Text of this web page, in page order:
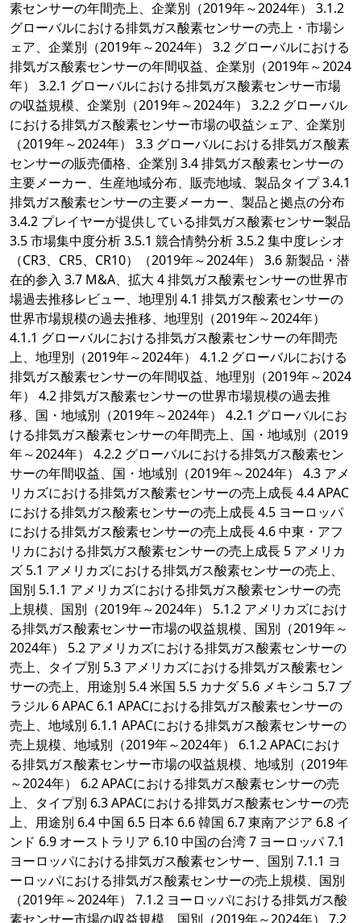
素センサーの年間売上、企業別（2019年～2024年） 3.1.2
グローバルにおける排気ガス酸素センサーの売上・市場シ
ェア、企業別（2019年～2024年） 3.2 グローバルにおける
排気ガス酸素センサーの年間収益、企業別（2019年～2024
年） 3.2.1 グローバルにおける排気ガス酸素センサー市場
の収益規模、企業別（2019年～2024年） 3.2.2 グローバル
における排気ガス酸素センサー市場の収益シェア、企業別
（2019年～2024年） 3.3 グローバルにおける排気ガス酸素
センサーの販売価格、企業別 3.4 排気ガス酸素センサーの
主要メーカー、生産地域分布、販売地域、製品タイプ 3.4.1
排気ガス酸素センサーの主要メーカー、製品と拠点の分布
3.4.2 プレイヤーが提供している排気ガス酸素センサー製品
3.5 市場集中度分析 3.5.1 競合情勢分析 3.5.2 集中度レシオ
（CR3、CR5、CR10）（2019年～2024年） 3.6 新製品・潜
在的参入 3.7 M&A、拡大 4 排気ガス酸素センサーの世界市
場過去推移レビュー、地理別 4.1 排気ガス酸素センサーの
世界市場規模の過去推移、地理別（2019年～2024年）
4.1.1 グローバルにおける排気ガス酸素センサーの年間売
上、地理別（2019年～2024年） 4.1.2 グローバルにおける
排気ガス酸素センサーの年間収益、地理別（2019年～2024
年） 4.2 排気ガス酸素センサーの世界市場規模の過去推
移、国・地域別（2019年～2024年） 4.2.1 グローバルにお
ける排気ガス酸素センサーの年間売上、国・地域別（2019
年～2024年） 4.2.2 グローバルにおける排気ガス酸素セン
サーの年間収益、国・地域別（2019年～2024年） 4.3 アメ
リカズにおける排気ガス酸素センサーの売上成長 4.4 APAC
における排気ガス酸素センサーの売上成長 4.5 ヨーロッパ
における排気ガス酸素センサーの売上成長 4.6 中東・アフ
リカにおける排気ガス酸素センサーの売上成長 5 アメリカ
ズ 5.1 アメリカズにおける排気ガス酸素センサーの売上、
国別 5.1.1 アメリカズにおける排気ガス酸素センサーの売
上規模、国別（2019年～2024年） 5.1.2 アメリカズにおけ
る排気ガス酸素センサー市場の収益規模、国別（2019年～
2024年） 5.2 アメリカズにおける排気ガス酸素センサーの
売上、タイプ別 5.3 アメリカズにおける排気ガス酸素セン
サーの売上、用途別 5.4 米国 5.5 カナダ 5.6 メキシコ 5.7 ブ
ラジル 6 APAC 6.1 APACにおける排気ガス酸素センサーの
売上、地域別 6.1.1 APACにおける排気ガス酸素センサーの
売上規模、地域別（2019年～2024年） 6.1.2 APACにおけ
る排気ガス酸素センサー市場の収益規模、地域別（2019年
～2024年） 6.2 APACにおける排気ガス酸素センサーの売
上、タイプ別 6.3 APACにおける排気ガス酸素センサーの売
上、用途別 6.4 中国 6.5 日本 6.6 韓国 6.7 東南アジア 6.8 イ
ンド 6.9 オーストラリア 6.10 中国の台湾 7 ヨーロッパ 7.1
ヨーロッパにおける排気ガス酸素センサー、国別 7.1.1 ヨ
ーロッパにおける排気ガス酸素センサーの売上規模、国別
（2019年～2024年） 7.1.2 ヨーロッパにおける排気ガス酸
素センサー市場の収益規模、国別（2019年～2024年） 7.2